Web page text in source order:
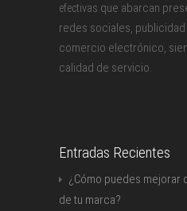
efectivas que abarcan
redes sociales, publicidad
comercio electrónico,
calidad de servicio.
Entradas Recientes
¿Cómo puedes mejorar
de tu marca?